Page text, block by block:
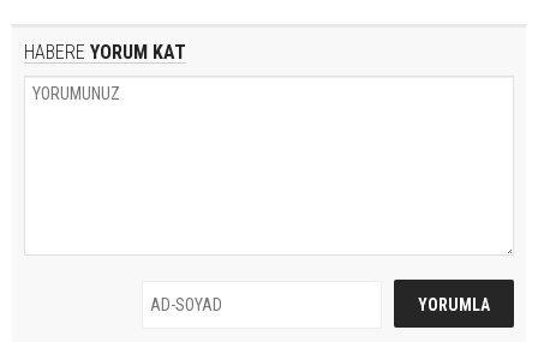
HABERE YORUM KAT